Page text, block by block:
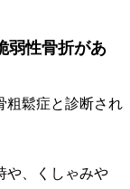
弱性骨折があ
粗鬆症と診断され
や、くしゃみや